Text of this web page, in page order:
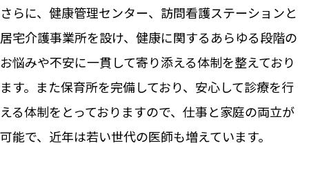
さらに、健康管理センター、訪問看護ステーションと
居宅介護事業所を設け、健康に関するあらゆる段階の
お悩みや不安に一貫して寄り添える体制を整えており
ます。また保育所を完備しており、安心して診療を行
える体制をとっておりますので、仕事と家庭の両立が
可能で、近年は若い世代の医師も増えています。